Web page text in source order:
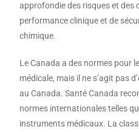
approfondie des risques et des
performance clinique et de
chimique.
Le Canada a des normes pour
médicale, mais il ne s’agit pas
au Canada. Santé Canada
normes internationales telles
instruments médicaux. La